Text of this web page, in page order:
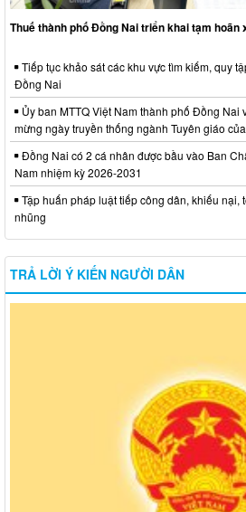
Thuế thành phố Đồng Nai triển khai tạm
Tiếp tục khảo sát các khu vực tìm kiếm, quy
Đồng Nai
Ủy ban MTTQ Việt Nam thành phố Đồng Nai
mừng ngày truyền thống ngành Tuyên giáo
Đồng Nai có 2 cá nhân được bầu vào Ban
Nam nhiệm kỳ 2026-2031
Tập huấn pháp luật tiếp công dân, khiếu nại,
nhũng
TRẢ LỜI Ý KIẾN NGƯỜI DÂN